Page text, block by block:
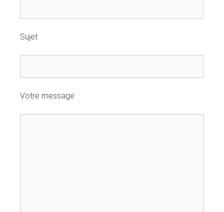
Sujet
Votre message